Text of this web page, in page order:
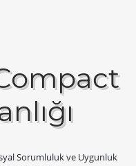
Sorumluluk ve Uygunluk